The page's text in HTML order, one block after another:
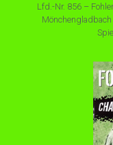
Lfd.-Nr. 856 –